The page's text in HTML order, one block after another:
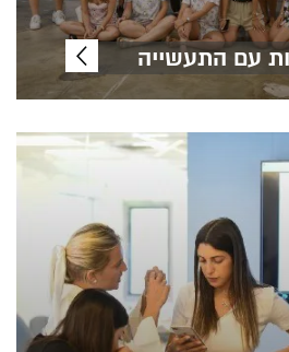
עם התעשייה